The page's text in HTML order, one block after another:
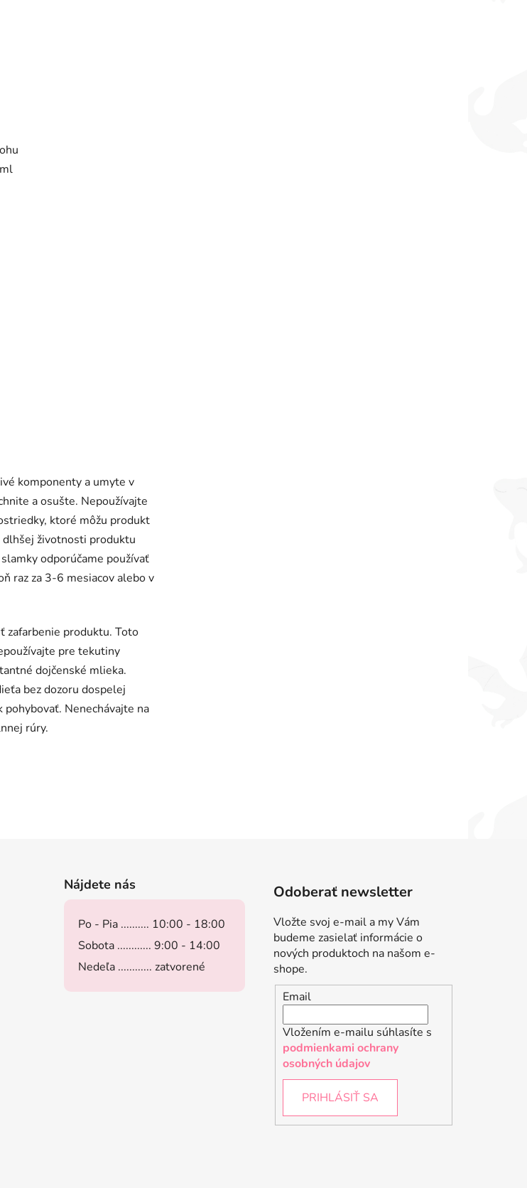
komponenty a umyte v
a osušte. Nepoužívajte
ktoré môžu produkt
dlhšej životnosti produktu
odporúčame používať
raz za 3-6 mesiacov alebo v
zafarbenie produktu. Toto
pre tekutiny
dojčenské mlieka.
bez dozoru dospelej
Nenechávajte na
rúry.
Nájdete nás
Po - Pia .......... 10:00 - 18:00
Sobota ............ 9:00 - 14:00
Nedeľa ............ zatvorené
Odoberať newsletter
Vložte svoj e-mail a my Vám
budeme zasielať informácie o
nových produktoch na našom e-
shope.
Email
Vložením e-mailu súhlasíte s
podmienkami ochrany
osobných údajov
PRIHLÁSIŤ SA